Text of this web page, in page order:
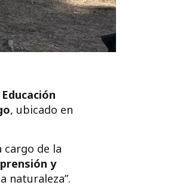
, ubicado en
cargo de la
y
naturaleza”.